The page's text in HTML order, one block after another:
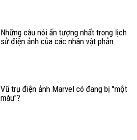
Những câu nói ấn tượng nhất trong lịch
sử điện ảnh của các nhân vật phản
Vũ trụ điện ảnh Marvel có đang bị "một
màu"?